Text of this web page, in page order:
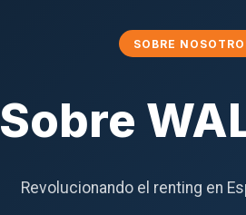
SOBRE
Sobre
Revolucionando el renting en